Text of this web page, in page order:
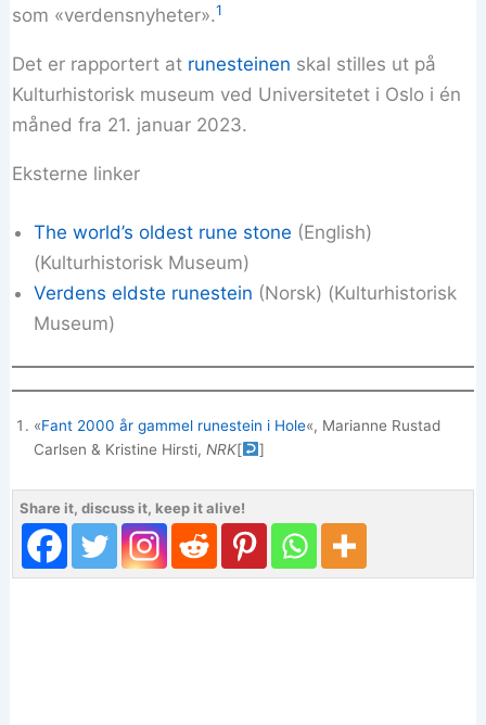
som «verdensnyheter».1
Det er rapportert at runesteinen skal stilles ut på
Kulturhistorisk museum ved Universitetet i Oslo i én
måned fra 21. januar 2023.
Eksterne linker
The world’s oldest rune stone (English)
(Kulturhistorisk Museum)
Verdens eldste runestein (Norsk) (Kulturhistorisk
Museum)
«Fant 2000 år gammel runestein i Hole«, Marianne Rustad
Carlsen & Kristine Hirsti,NRK[ ]
Share it, discuss it, keep it alive!